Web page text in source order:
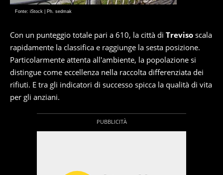
Fonte: iStock | Ph. sedmak
Con un punteggio totale pari a 610, la città di Treviso scala
rapidamente la classifica e raggiunge la sesta posizione.
Particolarmente attenta all'ambiente, la popolazione si
distingue come eccellenza nella raccolta differenziata dei
rifiuti. E tra gli indicatori di successo spicca la qualità di vita
per gli anziani.